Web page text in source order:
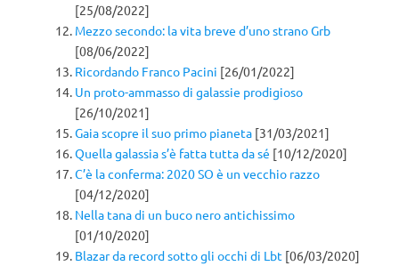
[25/08/2022]
Mezzo secondo: la vita breve d’uno strano Grb
[08/06/2022]
Ricordando Franco Pacini [26/01/2022]
Un proto-ammasso di galassie prodigioso
[26/10/2021]
Gaia scopre il suo primo pianeta [31/03/2021]
Quella galassia s’è fatta tutta da sé [10/12/2020]
C’è la conferma: 2020 SO è un vecchio razzo
[04/12/2020]
Nella tana di un buco nero antichissimo
[01/10/2020]
Blazar da record sotto gli occhi di Lbt [06/03/2020]